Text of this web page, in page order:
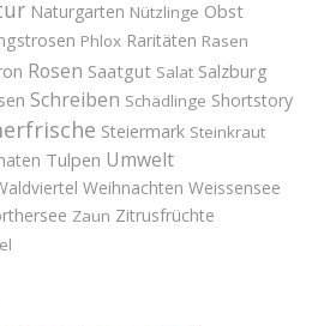
Naturgarten Nützlinge Obst
Phlox Raritäten Rasen
Rosen Saatgut Salat Salzburg
Schreiben Schädlinge Shortstory
Steiermark Steinkraut
Tulpen Umwelt
Weihnachten Weissensee
Zaun Zitrusfrüchte